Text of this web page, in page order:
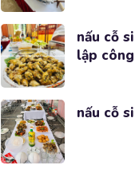
nấu cỗ
lập
nấu cỗ